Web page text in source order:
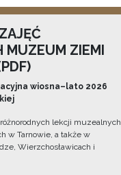
MUZEUM ZIEMI
wiosna–lato 2026
lekcji muzealnych
w Tarnowie, a także w
Wierzchosławicach i